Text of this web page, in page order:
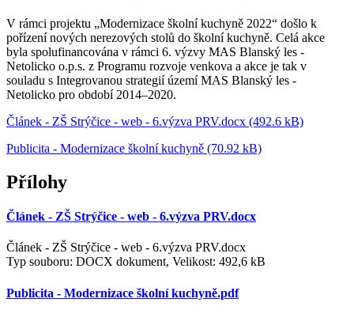
V rámci projektu „Modernizace školní kuchyně 2022“ došlo k
pořízení nových nerezových stolů do školní kuchyně. Celá akce
byla spolufinancována v rámci 6. výzvy MAS Blanský les -
Netolicko o.p.s. z Programu rozvoje venkova a akce je tak v
souladu s Integrovanou strategií území MAS Blanský les -
Netolicko pro období 2014–2020.
Článek - ZŠ Strýčice - web - 6.výzva PRV.docx (492.6 kB)
Publicita - Modernizace školní kuchyně (70.92 kB)
Přílohy
Článek - ZŠ Strýčice - web - 6.výzva PRV.docx
Článek - ZŠ Strýčice - web - 6.výzva PRV.docx
Typ souboru: DOCX dokument, Velikost: 492,6 kB
Publicita - Modernizace školní kuchyně.pdf